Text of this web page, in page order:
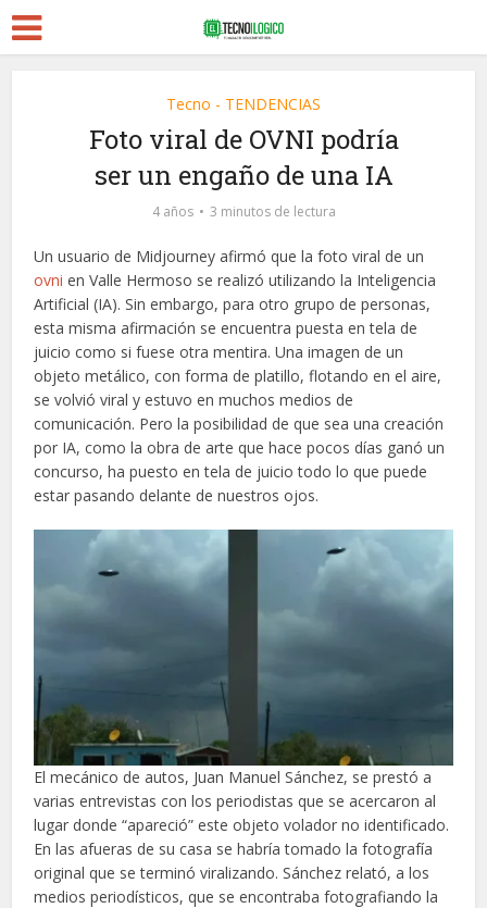
Tecno - TENDENCIAS
Foto viral de OVNI podría
ser un engaño de una IA
4 años 3 minutos de lectura
Un usuario de Midjourney afirmó que la foto viral de un
ovni en Valle Hermoso se realizó utilizando la Inteligencia
Artificial (IA). Sin embargo, para otro grupo de personas,
esta misma afirmación se encuentra puesta en tela de
juicio como si fuese otra mentira. Una imagen de un
objeto metálico, con forma de platillo, flotando en el aire,
se volvió viral y estuvo en muchos medios de
comunicación. Pero la posibilidad de que sea una creación
por IA, como la obra de arte que hace pocos días ganó un
concurso, ha puesto en tela de juicio todo lo que puede
estar pasando delante de nuestros ojos.
El mecánico de autos, Juan Manuel Sánchez, se prestó a
varias entrevistas con los periodistas que se acercaron al
lugar donde “apareció” este objeto volador no identificado.
En las afueras de su casa se habría tomado la fotografía
original que se terminó viralizando. Sánchez relató, a los
medios periodísticos, que se encontraba fotografiando la